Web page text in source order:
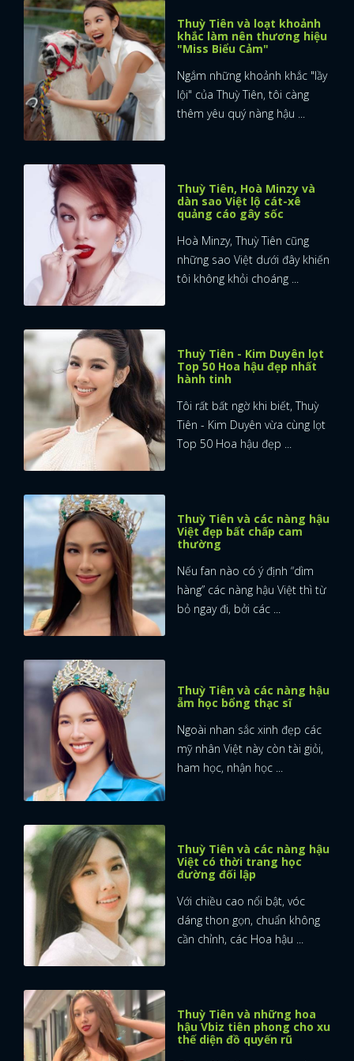
Thuỳ Tiên và loạt khoảnh
khắc làm nên thương hiệu
"Miss Biểu Cảm"
Ngắm những khoảnh khắc "lầy
lội" của Thuỳ Tiên, tôi càng
thêm yêu quý nàng hậu ...
Thuỳ Tiên, Hoà Minzy và
dàn sao Việt lộ cát-xê
quảng cáo gây sốc
Hoà Minzy, Thuỳ Tiên cũng
những sao Việt dưới đây khiến
tôi không khỏi choáng ...
Thuỳ Tiên - Kim Duyên lọt
Top 50 Hoa hậu đẹp nhất
hành tinh
Tôi rất bất ngờ khi biết, Thuỳ
Tiên - Kim Duyên vừa cùng lọt
Top 50 Hoa hậu đẹp ...
Thuỳ Tiên và các nàng hậu
Việt đẹp bất chấp cam
thường
Nếu fan nào có ý định “dìm
hàng” các nàng hậu Việt thì từ
bỏ ngay đi, bởi các ...
Thuỳ Tiên và các nàng hậu
ẵm học bổng thạc sĩ
Ngoài nhan sắc xinh đẹp các
mỹ nhân Việt này còn tài giỏi,
ham học, nhận học ...
Thuỳ Tiên và các nàng hậu
Việt có thời trang học
đường đối lập
Với chiều cao nổi bật, vóc
dáng thon gọn, chuẩn không
cần chỉnh, các Hoa hậu ...
Thuỳ Tiên và những hoa
hậu Vbiz tiên phong cho xu
thế diện đồ quyến rũ